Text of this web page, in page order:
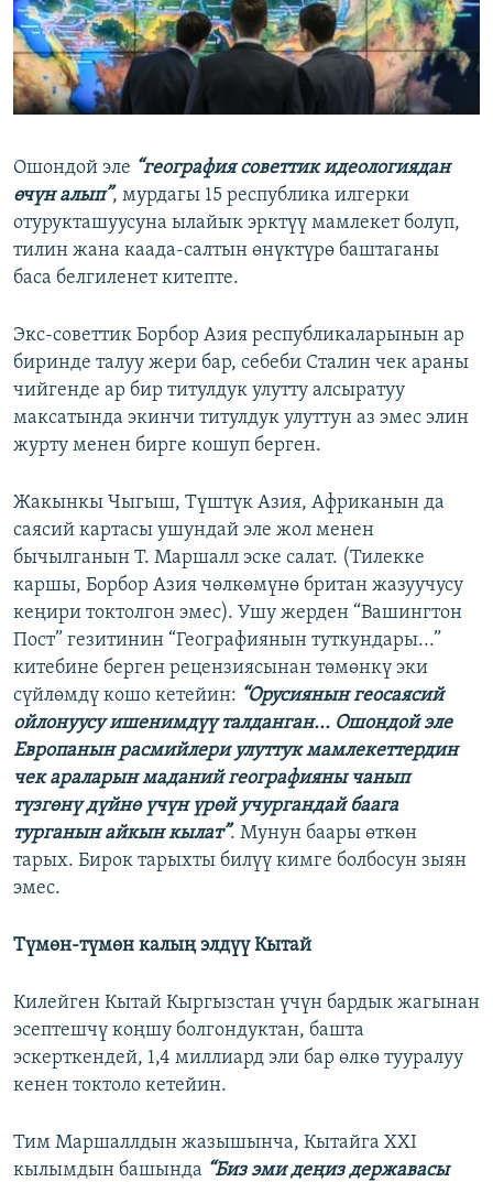
Ошондой эле “география советтик идеологиядан
өчүн алып”, мурдагы 15 республика илгерки
отурукташуусуна ылайык эрктүү мамлекет болуп,
тилин жана каада-салтын өнүктүрө баштаганы
баса белгиленет китепте.
Экс-советтик Борбор Азия республикаларынын ар
биринде талуу жери бар, себеби Сталин чек араны
чийгенде ар бир титулдук улутту алсыратуу
максатында экинчи титулдук улуттун аз эмес элин
журту менен бирге кошуп берген.
Жакынкы Чыгыш, Түштүк Азия, Африканын да
саясий картасы ушундай эле жол менен
бычылганын Т. Маршалл эске салат. (Тилекке
каршы, Борбор Азия чөлкөмүнө британ жазуучусу
кеңири токтолгон эмес). Ушу жерден “Вашингтон
Пост” гезитинин “Географиянын туткундары...”
китебине берген рецензиясынан төмөнкү эки
сүйлөмдү кошо кетейин: “Орусиянын геосаясий
ойлонуусу ишенимдүү талданган... Ошондой эле
Европанын расмийлери улуттук мамлекеттердин
чек араларын маданий географияны чанып
түзгөнү дүйнө үчүн үрөй учургандай баага
турганын айкын кылат”. Мунун баары өткөн
тарых. Бирок тарыхты билүү кимге болбосун зыян
эмес.
Түмөн-түмөн калың элдүү Кытай
Килейген Кытай Кыргызстан үчүн бардык жагынан
эсептешчү коңшу болгондуктан, башта
эскерткендей, 1,4 миллиард эли бар өлкө тууралуу
кенен токтоло кетейин.
Тим Маршаллдын жазышынча, Кытайга XXI
кылымдын башында “Биз эми деңиз державасы